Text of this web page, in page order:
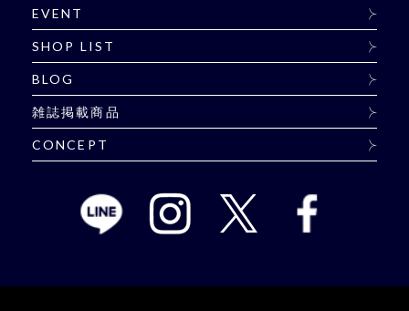
EVENT
SHOP LIST
BLOG
雑誌掲載商品
CONCEPT